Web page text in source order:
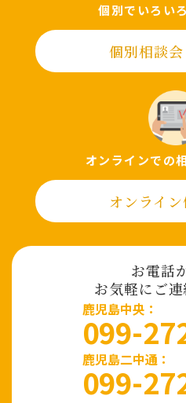
個別でいろい
個別相談
オンラインでの
オンライ
お電話
お気軽にご
⿅児島中央：
099-
鹿児島二中通：
099-